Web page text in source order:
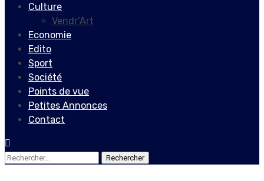
Culture
Vendr’Art
Economie
Edito
Sport
Société
Points de vue
Petites Annonces
Contact
Rechercher :